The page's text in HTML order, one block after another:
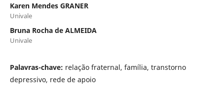
Karen Mendes GRANER
Univale
Bruna Rocha de ALMEIDA
Univale
Palavras-chave: relação fraternal, família, transtorno
depressivo, rede de apoio